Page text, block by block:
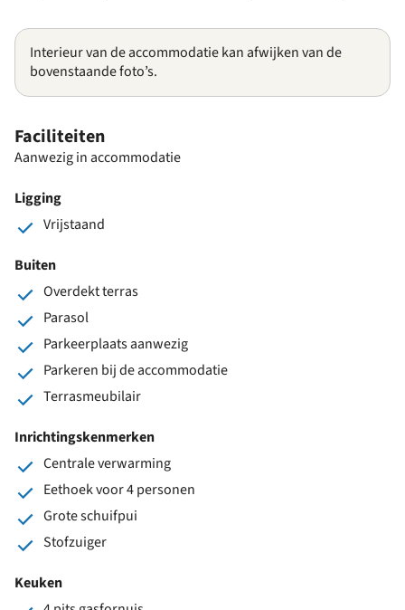
Interieur van de accommodatie kan afwijken van de
bovenstaande foto’s.
Faciliteiten
Aanwezig in accommodatie
Ligging
Vrijstaand
Buiten
Overdekt terras
Parasol
Parkeerplaats aanwezig
Parkeren bij de accommodatie
Terrasmeubilair
Inrichtingskenmerken
Centrale verwarming
Eethoek voor 4 personen
Grote schuifpui
Stofzuiger
Keuken